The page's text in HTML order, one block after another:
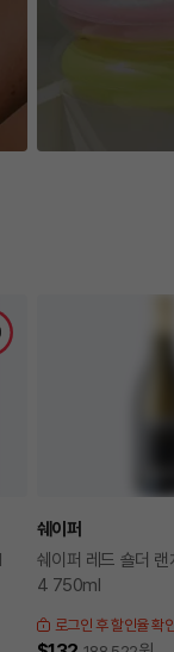
쉐이퍼
쉐이퍼 레드 숄더
4 750ml
로그인 후 할인율 확